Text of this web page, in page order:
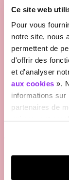
Ce site web
Pour vous
notre site, nous
permettent de
d'offrir des
et d'analyser
aux cookies ».
informations sur
partenaires de
collectées lors
la «déclaration
FR EN DE